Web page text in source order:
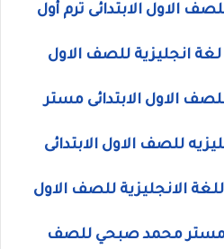
الاول الابتدائى ترم أول
انجليزية للصف الاول
الاول الابتدائى مستر
للصف الاول الابتدائى
الانجليزية للصف الاول
,مستر محمد صبحي للصف